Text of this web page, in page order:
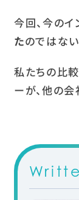
今回、今のイ
たのではな
私たちの比
ーが、他の